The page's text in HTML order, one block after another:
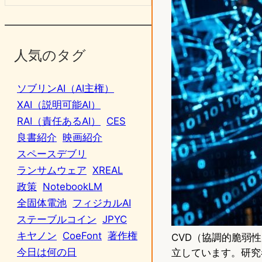
人気のタグ
ソブリンAI（AI主権）
XAI（説明可能AI）
RAI（責任あるAI）
CES
良書紹介 映画紹介
スペースデブリ
ランサムウェア XREAL
政策 NotebookLM
全固体電池 フィジカルAI
ステーブルコイン JPYC
キヤノン CoeFont 著作権
今日は何の日
CVD（協調的脆弱
立しています。研